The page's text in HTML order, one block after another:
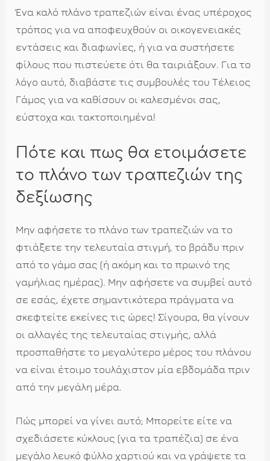
Ένα καλό πλάνο τραπεζιών είναι ένας υπέροχος
τρόπος για να αποφευχθούν οι οικογενειακές
εντάσεις και διαφωνίες, ή για να συστήσετε
φίλους που πιστεύετε ότι θα ταιριάξουν. Για το
λόγο αυτό, διαβάστε τις συμβουλές του Τέλειος
Γάμος για να καθίσουν οι καλεσμένοι σας,
εύστοχα και τακτοποιημένα!
Πότε και πως θα ετοιμάσετε
το πλάνο των τραπεζιών της
δεξίωσης
Μην αφήσετε το πλάνο των τραπεζιών να το
φτιάξετε την τελευταία στιγμή, το βράδυ πριν
από το γάμο σας (ή ακόμη και το πρωινό της
γαμήλιας ημέρας). Μην αφήσετε να συμβεί αυτό
σε εσάς, έχετε σημαντικότερα πράγματα να
σκεφτείτε εκείνες τις ώρες! Σίγουρα, θα γίνουν
οι αλλαγές της τελευταίας στιγμής, αλλά
προσπαθήστε το μεγαλύτερο μέρος του πλάνου
να είναι έτοιμο τουλάχιστον μία εβδομάδα πριν
από την μεγάλη μέρα.
Πώς μπορεί να γίνει αυτό; Μπορείτε είτε να
σχεδιάσετε κύκλους (για τα τραπέζια) σε ένα
μεγάλο λευκό φύλλο χαρτιού και να γράψετε τα